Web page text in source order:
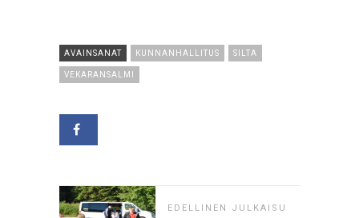
AVAINSANAT KUNNANHALLITUS SILTA
VEKARANSALMI
EDELLINEN JULKAISU